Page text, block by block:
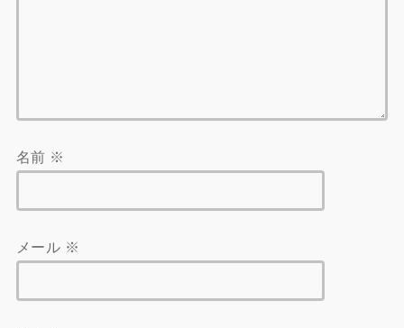
名前 ※
メール ※